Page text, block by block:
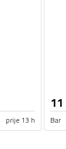
prije 13 h Bar